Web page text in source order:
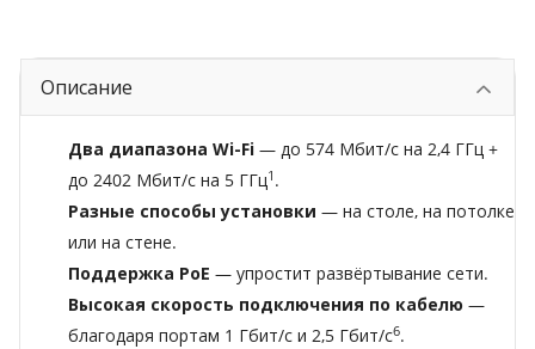
Описание
Два диапазона Wi-Fi — до 574 Мбит/с на 2,4 ГГц +
до 2402 Мбит/с на 5 ГГц1 .
Разные способы установки — на столе, на потолке
или на стене.
Поддержка PoE — упростит развёртывание сети.
Высокая скорость подключения по кабелю —
благодаря портам 1 Гбит/с и 2,5 Гбит/с6.